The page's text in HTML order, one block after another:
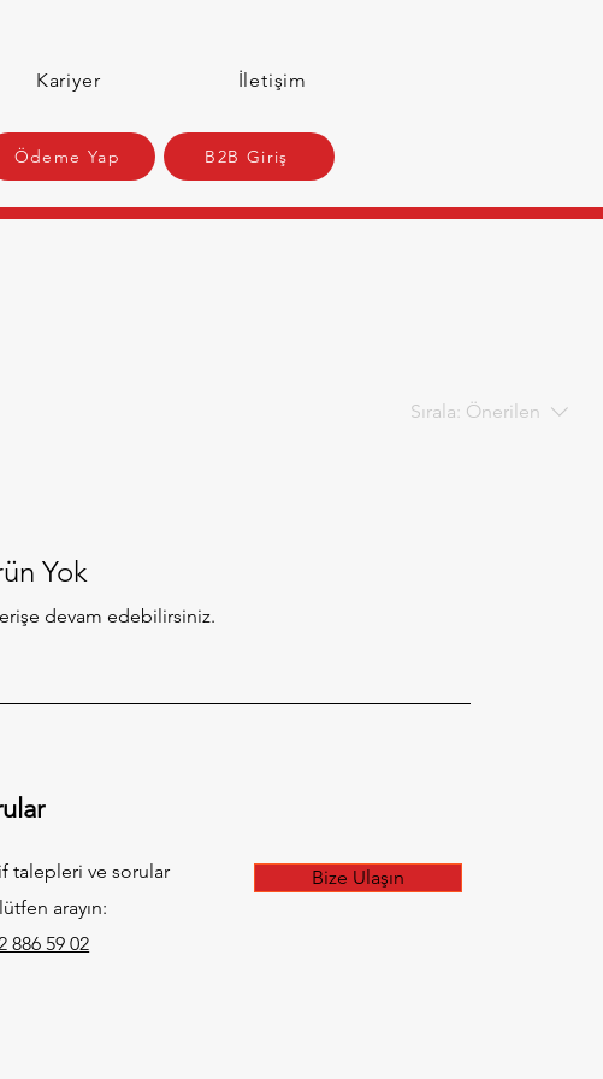
Kariyer İletişim
Ödeme Yap B2B Giriş
Sırala: Önerilen
Yok
devam edebilirsiniz.
talepleri ve sorular
arayın:
886 59 02
Bize Ulaşın